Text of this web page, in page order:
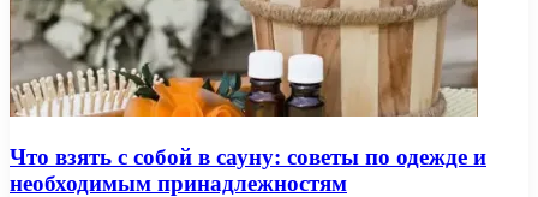
Что взять с собой в сауну: советы по одежде и
необходимым принадлежностям